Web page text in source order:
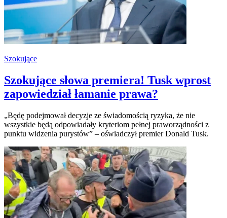
Szokujące
Szokujące słowa premiera! Tusk wprost
zapowiedział łamanie prawa?
„Będę podejmował decyzje ze świadomością ryzyka, że nie
wszystkie będą odpowiadały kryteriom pełnej praworządności z
punktu widzenia purystów” – oświadczył premier Donald Tusk.